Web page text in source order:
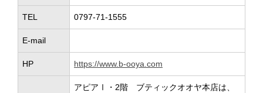
TEL 0797-71-1555
E-mail
HP https://www.b-ooya.com
アピアⅠ・2階 ブティックオオヤ本店は、